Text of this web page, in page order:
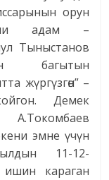
орун
адам –
Тыныстанов
багытын
жүргүзгөн” –
Демек
эмне үчүн
11-12-
караган